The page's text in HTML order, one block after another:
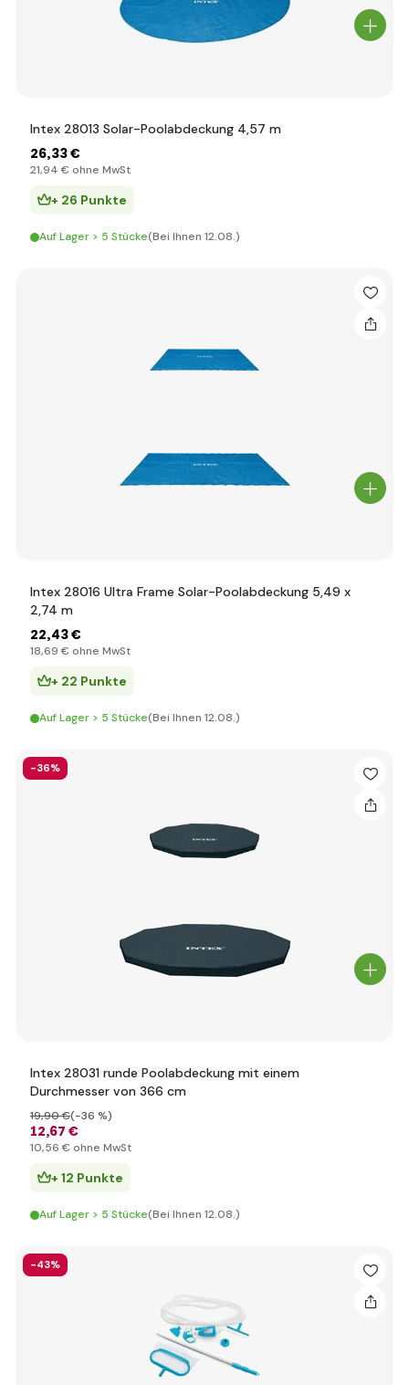
Intex 28013 Solar-Poolabdeckung 4,57 m
26,33 €
21,94 € ohne MwSt
+ 26 Punkte
Auf Lager > 5 Stücke(Bei Ihnen 12.08.)
Intex 28016 Ultra Frame Solar-Poolabdeckung 5,49 x
2,74 m
22,43 €
18,69 € ohne MwSt
+ 22 Punkte
Auf Lager > 5 Stücke(Bei Ihnen 12.08.)
-36%
Intex 28031 runde Poolabdeckung mit einem
Durchmesser von 366 cm
12,67 €
19,90 €(-36 %)
10,56 € ohne MwSt
+ 12 Punkte
Auf Lager > 5 Stücke(Bei Ihnen 12.08.)
-43%